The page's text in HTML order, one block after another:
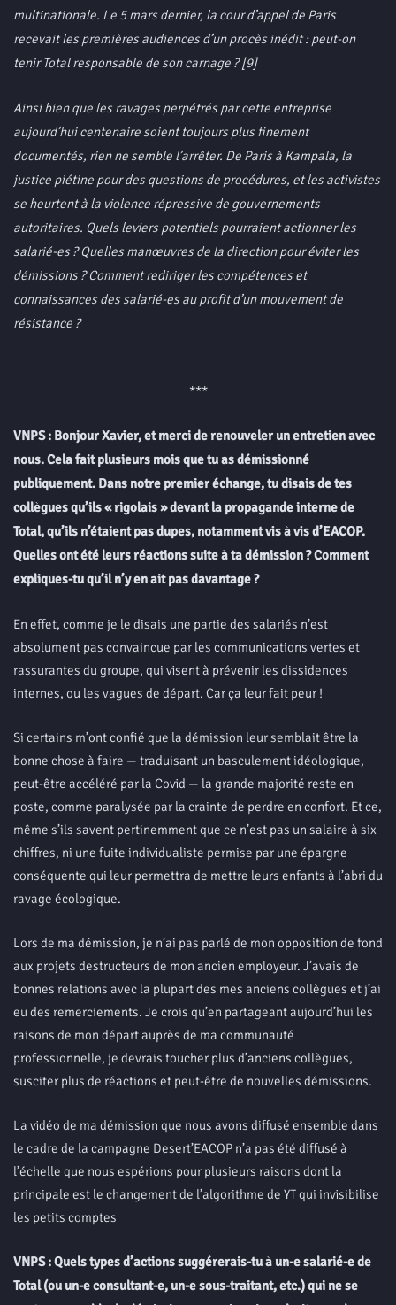
multinationale. Le 5 mars dernier, la cour d’appel de Paris
recevait les premières audiences d’un procès inédit : peut-on
tenir Total responsable de son carnage ? [9]
Ainsi bien que les ravages perpétrés par cette entreprise
aujourd’hui centenaire soient toujours plus finement
documentés, rien ne semble l’arrêter. De Paris à Kampala, la
justice piétine pour des questions de procédures, et les activistes
se heurtent à la violence répressive de gouvernements
autoritaires. Quels leviers potentiels pourraient actionner les
salarié-es ? Quelles manœuvres de la direction pour éviter les
démissions ? Comment rediriger les compétences et
connaissances des salarié-es au profit d’un mouvement de
résistance ?
***
VNPS : Bonjour Xavier, et merci de renouveler un entretien avec
nous. Cela fait plusieurs mois que tu as démissionné
publiquement. Dans notre premier échange, tu disais de tes
collègues qu’ils « rigolais » devant la propagande interne de
Total, qu’ils n’étaient pas dupes, notamment vis à vis d’EACOP.
Quelles ont été leurs réactions suite à ta démission ? Comment
expliques-tu qu’il n’y en ait pas davantage ?
En effet, comme je le disais une partie des salariés n’est
absolument pas convaincue par les communications vertes et
rassurantes du groupe, qui visent à prévenir les dissidences
internes, ou les vagues de départ. Car ça leur fait peur !
Si certains m’ont confié que la démission leur semblait être la
bonne chose à faire — traduisant un basculement idéologique,
peut-être accéléré par la Covid — la grande majorité reste en
poste, comme paralysée par la crainte de perdre en confort. Et ce,
même s’ils savent pertinemment que ce n’est pas un salaire à six
chiffres, ni une fuite individualiste permise par une épargne
conséquente qui leur permettra de mettre leurs enfants à l’abri du
ravage écologique.
Lors de ma démission, je n’ai pas parlé de mon opposition de fond
aux projets destructeurs de mon ancien employeur. J’avais de
bonnes relations avec la plupart des mes anciens collègues et j’ai
eu des remerciements. Je crois qu’en partageant aujourd’hui les
raisons de mon départ auprès de ma communauté
professionnelle, je devrais toucher plus d’anciens collègues,
susciter plus de réactions et peut-être de nouvelles démissions.
La vidéo de ma démission que nous avons diffusé ensemble dans
le cadre de la campagne Desert’EACOP n’a pas été diffusé à
l’échelle que nous espérions pour plusieurs raisons dont la
principale est le changement de l’algorithme de YT qui invisibilise
les petits comptes
VNPS : Quels types d’actions suggérerais-tu à un-e salarié-e de
Total (ou un-e consultant-e, un-e sous-traitant, etc.) qui ne se